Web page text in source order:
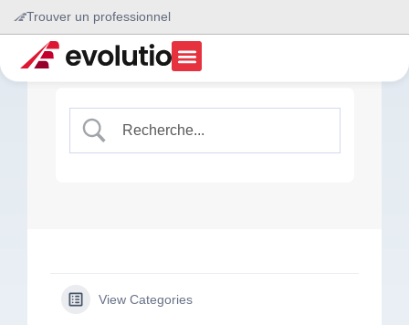
Trouver un professionnel
View Categories